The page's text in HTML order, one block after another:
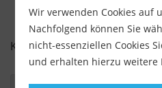
Wir verwenden Cookies auf
Nachfolgend können Sie
nicht-essenziellen Cookies
und erhalten hierzu weitere